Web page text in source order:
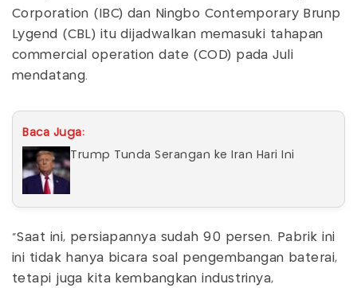
Corporation (IBC) dan Ningbo Contemporary Brunp
Lygend (CBL) itu dijadwalkan memasuki tahapan
commercial operation date (COD) pada Juli
mendatang.
Baca Juga:
Trump Tunda Serangan ke Iran Hari Ini
“Saat ini, persiapannya sudah 90 persen. Pabrik ini
ini tidak hanya bicara soal pengembangan baterai,
tetapi juga kita kembangkan industrinya,